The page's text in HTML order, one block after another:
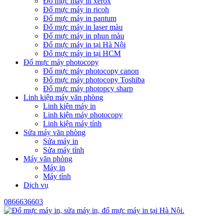
Đổ mực máy in ricoh
Đổ mực máy in pantum
Đổ mực máy in laser màu
Đổ mực máy in phun màu
Đổ mực máy in tại Hà Nội
Đổ mực máy in tại HCM
Đổ mực máy photocopy
Đổ mực máy photocopy canon
Đổ mực máy photocopy Toshiba
Đổ mực máy photopcy sharp
Linh kiện máy văn phòng
Linh kiện máy in
Linh kiện máy photocopy
Linh kiện máy tính
Sửa máy văn phòng
Sửa máy in
Sửa máy tính
Máy văn phòng
Máy in
Máy tính
Dịch vụ
0866636603